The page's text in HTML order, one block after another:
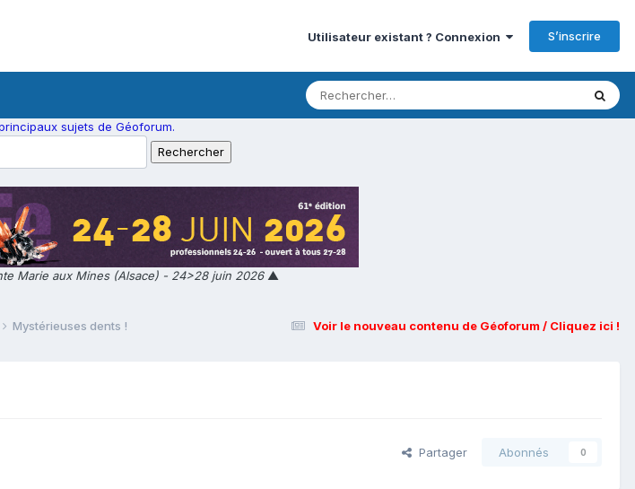
Utilisateur existant ? Connexion S’inscrire
sujets de Géoforum.
Marie aux Mines (Alsace) - 24>28 juin 2026▲
Voir le nouveau contenu de Géoforum / Cliquez ici !
Mystérieuses dents !
Partager Abonnés 0